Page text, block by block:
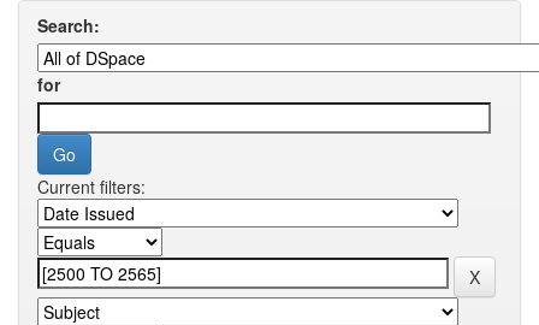
Search:
for
Current filters: